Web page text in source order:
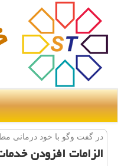
در گفت وگو با خود درمانی
الزامات افزودن